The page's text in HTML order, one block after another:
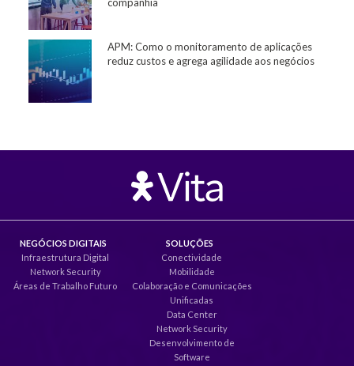
APM: Como o monitoramento de aplicações
reduz custos e agrega agilidade aos negócios
NEGÓCIOS DIGITAIS
Infraestrutura Digital
Network Security
Áreas de Trabalho Futuro
SOLUÇÕES
Conectividade
Mobilidade
Colaboração e Comunicações
Unificadas
Data Center
Network Security
Desenvolvimento de
Software